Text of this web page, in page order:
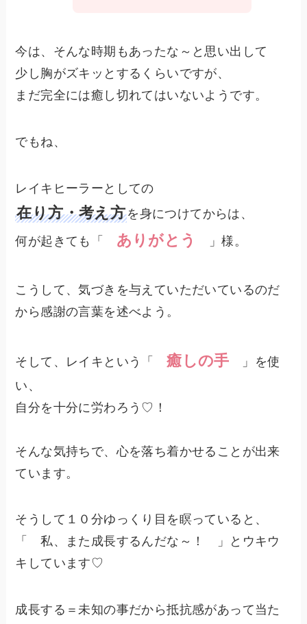
今は、そんな時期もあったな～と思い出して
少し胸がズキッとするくらいですが、
まだ完全には癒し切れてはいないようです。
でもね、
レイキヒーラーとしての
在り方・考え方を身につけてからは、
何が起きても「 ありがとう 」様。
こうして、気づきを与えていただいているのだ
から感謝の言葉を述べよう。
そして、レイキという「癒しの手 」を使
い、
自分を十分に労わろう♡！
そんな気持ちで、心を落ち着かせることが出来
ています。
そうして１０分ゆっくり目を瞑っていると、
「 私、また成長するんだな～！ 」とウキウ
キしています♡
成長する＝未知の事だから抵抗感があって当た